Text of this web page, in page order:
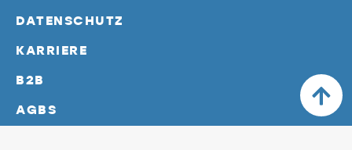
DATENSCHUTZ
KARRIERE
B2B
AGBS